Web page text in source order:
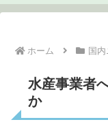
ホーム 国
水産事業者
か